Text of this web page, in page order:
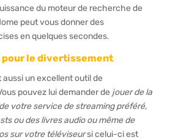
du moteur de recherche de
peut vous donner des
en quelques secondes.
pour le divertissement
aussi un excellent outil de
pouvez lui demander de jouer de la
votre service de streaming préféré,
ou des livres audio ou même de
sur votre téléviseursi celui-ci est